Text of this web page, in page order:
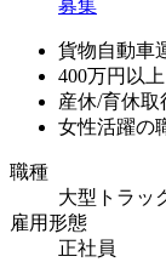
貨物自動車
400万円以上
産休/育休取
女性活躍の
職種
大型トラッ
雇用形態
正社員